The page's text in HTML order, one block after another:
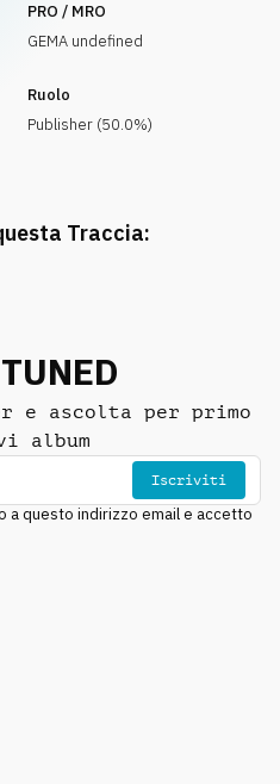
PRO / MRO
GEMA undefined
Ruolo
Publisher (50.0%)
Traccia:
e ascolta per primo
album
Iscriviti
questo indirizzo email e accetto